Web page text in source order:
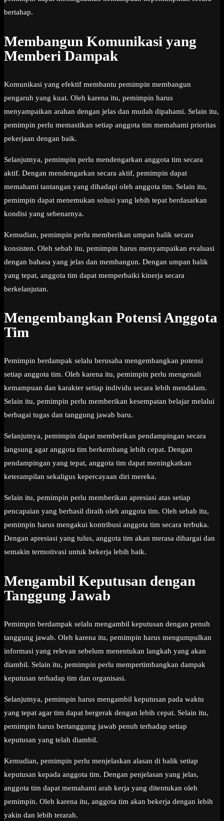
bertahap.
Membangun Komunikasi yang
Memberi Dampak
Komunikasi yang efektif membantu pemimpin membangun
pengaruh yang kuat. Oleh karena itu, pemimpin harus
menyampaikan arahan dengan jelas dan mudah dipahami. Selain itu,
pemimpin perlu memastikan setiap anggota tim memahami prioritas
pekerjaan dengan baik.
Selanjutnya, pemimpin perlu mendengarkan anggota tim secara
aktif. Dengan mendengarkan secara aktif, pemimpin dapat
memahami tantangan yang dihadapi oleh anggota tim. Selain itu,
pemimpin dapat menemukan solusi yang lebih tepat berdasarkan
kondisi yang sebenarnya.
Kemudian, pemimpin perlu memberikan umpan balik secara
konsisten. Oleh sebab itu, pemimpin harus menyampaikan evaluasi
dengan bahasa yang jelas dan membangun. Dengan umpan balik
yang tepat, anggota tim dapat memperbaiki kinerja secara
berkelanjutan.
Mengembangkan Potensi Anggota
Tim
Pemimpin berdampak selalu berusaha mengembangkan potensi
setiap anggota tim. Oleh karena itu, pemimpin perlu mengenali
kemampuan dan karakter setiap individu secara lebih mendalam.
Selain itu, pemimpin perlu memberikan kesempatan belajar melalui
berbagai tugas dan tanggung jawab baru.
Selanjutnya, pemimpin dapat memberikan pendampingan secara
langsung agar anggota tim berkembang lebih cepat. Dengan
pendampingan yang tepat, anggota tim dapat meningkatkan
keterampilan sekaligus kepercayaan diri mereka.
Selain itu, pemimpin perlu memberikan apresiasi atas setiap
pencapaian yang berhasil diraih oleh anggota tim. Oleh sebab itu,
pemimpin harus mengakui kontribusi anggota tim secara terbuka.
Dengan apresiasi yang tulus, anggota tim akan merasa dihargai dan
semakin termotivasi untuk bekerja lebih baik.
Mengambil Keputusan dengan
Tanggung Jawab
Pemimpin berdampak selalu mengambil keputusan dengan penuh
tanggung jawab. Oleh karena itu, pemimpin harus mengumpulkan
informasi yang relevan sebelum menentukan langkah yang akan
diambil. Selain itu, pemimpin perlu mempertimbangkan dampak
keputusan terhadap tim dan organisasi.
Selanjutnya, pemimpin harus mengambil keputusan pada waktu
yang tepat agar tim dapat bergerak dengan lebih cepat. Selain itu,
pemimpin harus bertanggung jawab penuh terhadap setiap
keputusan yang telah diambil.
Kemudian, pemimpin perlu menjelaskan alasan di balik setiap
keputusan kepada anggota tim. Dengan penjelasan yang jelas,
anggota tim dapat memahami arah kerja yang ditentukan oleh
pemimpin. Oleh karena itu, anggota tim akan bekerja dengan lebih
yakin dan lebih terarah.